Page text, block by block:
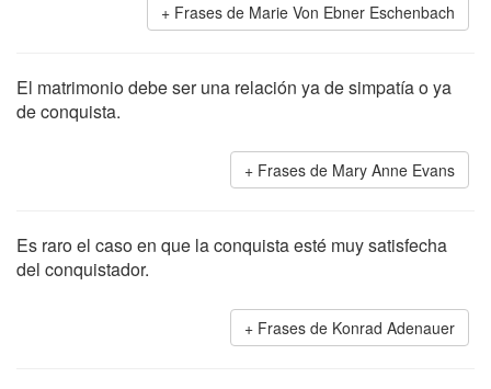
Frases de Marie Von Ebner Eschenbach
El matrimonio debe ser una relación ya de simpatía o ya
de conquista.
Frases de Mary Anne Evans
Es raro el caso en que la conquista esté muy satisfecha
del conquistador.
Frases de Konrad Adenauer